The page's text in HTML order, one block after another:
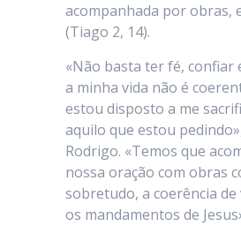
acompanhada por obras,
(Tiago 2, 14).
«Não basta ter fé, confiar
a minha vida não é
estou disposto a me
aquilo que estou
Rodrigo. «Temos que
nossa oração com obras
sobretudo, a coerência
os mandamentos de